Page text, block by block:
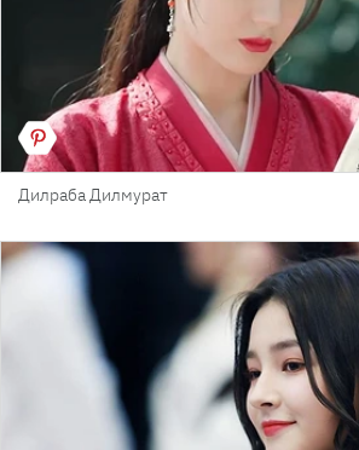
Дилраба Дилмурат